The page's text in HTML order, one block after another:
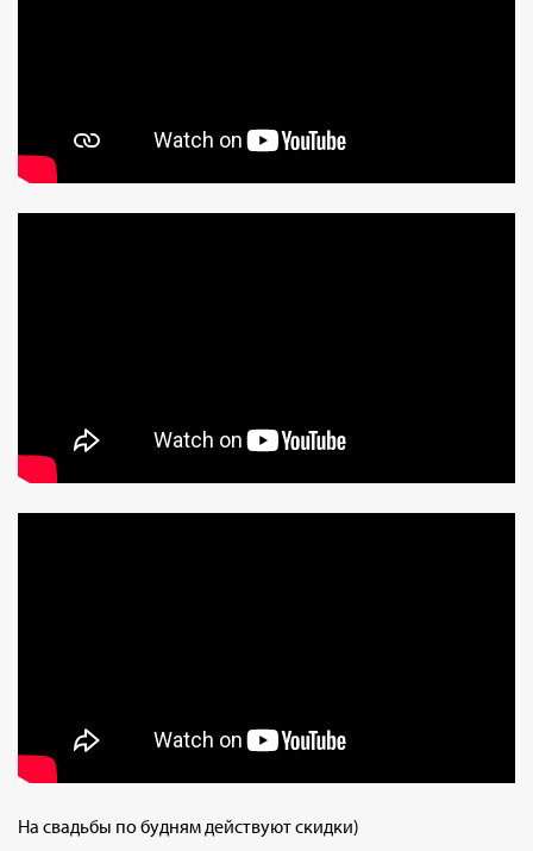
На свадьбы по будням действуют скидки)